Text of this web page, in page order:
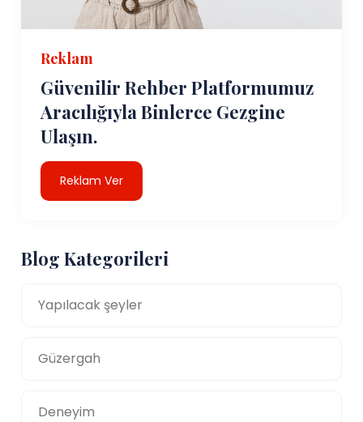
Reklam
Güvenilir Rehber Platformumuz
Aracılığıyla Binlerce Gezgine
Ulaşın.
Reklam Ver
Blog Kategorileri
Yapılacak şeyler
Güzergah
Deneyim